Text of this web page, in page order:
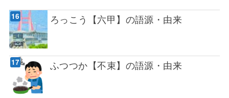
ろっこう【六甲】の語源・由来
ふつつか【不束】の語源・由来